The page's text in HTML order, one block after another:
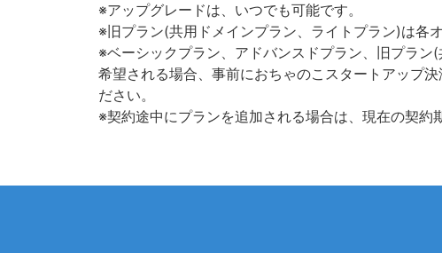
※アップグレードは、いつでも可能です。
※旧プラン(共用ドメインプラン、ライトプラン)は各
※ベーシックプラン、アドバンスドプラン、旧プラ
希望される場合、事前におちゃのこスタートアップ
ださい。
※契約途中にプランを追加される場合は、現在の契約